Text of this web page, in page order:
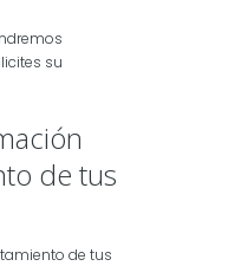
su
de tus
de tus